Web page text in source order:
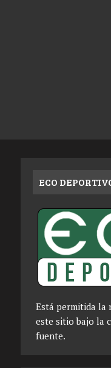
ECO
Está permitida la
este sitio bajo la
fuente.